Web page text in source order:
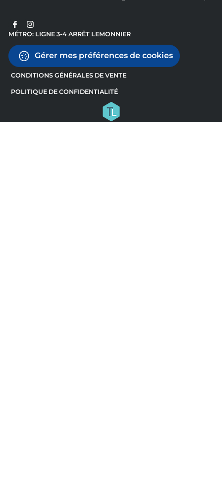
MÉTRO: LIGNE 3-4 ARRÊT LEMONNIER
Gérer mes préférences de cookies
CONDITIONS GÉNÉRALES DE VENTE
POLITIQUE DE CONFIDENTIALITÉ